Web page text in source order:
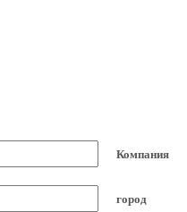
Компания
город